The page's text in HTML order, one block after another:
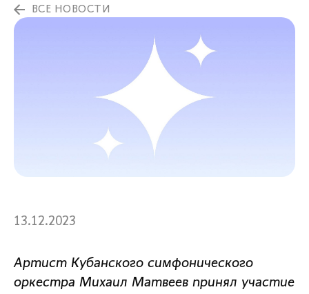
ВСЕ НОВОСТИ
13.12.2023
Артист Кубанского симфонического
оркестра Михаил Матвеев принял участие